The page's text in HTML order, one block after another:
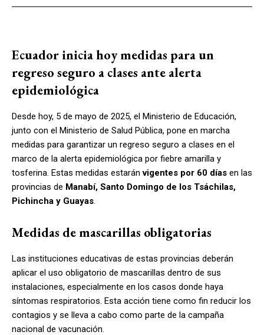
Ecuador inicia hoy medidas para un
regreso seguro a clases ante alerta
epidemiológica
Desde hoy, 5 de mayo de 2025, el Ministerio de Educación,
junto con el Ministerio de Salud Pública, pone en marcha
medidas para garantizar un regreso seguro a clases en el
marco de la alerta epidemiológica por fiebre amarilla y
tosferina. Estas medidas estaránvigentes por 60 días en las
provincias de Manabí, Santo Domingo de los Tsáchilas,
Pichincha y Guayas
Medidas de mascarillas obligatorias
Las instituciones educativas de estas provincias deberán
aplicar el uso obligatorio de mascarillas dentro de sus
instalaciones, especialmente en los casos donde haya
síntomas respiratorios. Esta acción tiene como fin reducir los
contagios y se lleva a cabo como parte de la campaña
nacional de vacunación.